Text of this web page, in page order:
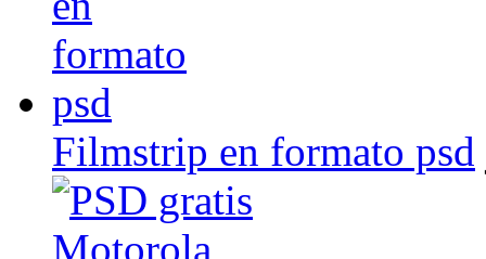
Filmstrip en formato psd